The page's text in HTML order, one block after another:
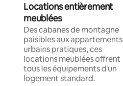
Locations entièrement
meublées
Des cabanes de montagne
paisibles aux appartements
urbains pratiques, ces
locations meublées offrent
tous les équipements d'un
logement standard.